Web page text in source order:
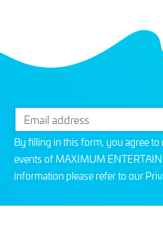
By filling in this form, you agree
events of MAXIMUM
information please refer to our